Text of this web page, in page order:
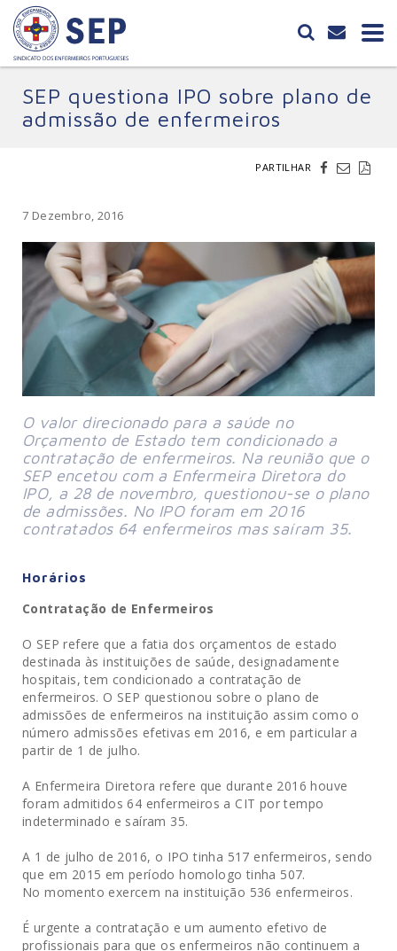
SEP questiona IPO sobre plano de
admissão de enfermeiros
PARTILHAR
7 Dezembro, 2016
O valor direcionado para a saúde no
Orçamento de Estado tem condicionado a
contratação de enfermeiros. Na reunião que o
SEP encetou com a Enfermeira Diretora do
IPO, a 28 de novembro, questionou-se o plano
de admissões. No IPO foram em 2016
contratados 64 enfermeiros mas saíram 35.
Horários
Contratação de Enfermeiros
O SEP refere que a fatia dos orçamentos de estado
destinada às instituições de saúde, designadamente
hospitais, tem condicionado a contratação de
enfermeiros. O SEP questionou sobre o plano de
admissões de enfermeiros na instituição assim como o
número admissões efetivas em 2016, e em particular a
partir de 1 de julho.
A Enfermeira Diretora refere que durante 2016 houve
foram admitidos 64 enfermeiros a CIT por tempo
indeterminado e saíram 35.
A 1 de julho de 2016, o IPO tinha 517 enfermeiros, sendo
que em 2015 em período homologo tinha 507.
No momento exercem na instituição 536 enfermeiros.
É urgente a contratação e um aumento efetivo de
profissionais para que os enfermeiros não continuem a